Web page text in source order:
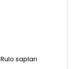
Rulo sapları